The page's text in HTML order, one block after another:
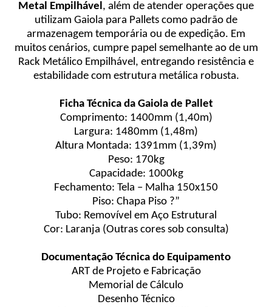
Metal Empilhável, além de atender operações que
utilizam Gaiola para Pallets como padrão de
armazenagem temporária ou de expedição. Em
muitos cenários, cumpre papel semelhante ao de um
Rack Metálico Empilhável, entregando resistência e
estabilidade com estrutura metálica robusta.
Ficha Técnica da Gaiola de Pallet
Comprimento: 1400mm (1,40m)
Largura: 1480mm (1,48m)
Altura Montada: 1391mm (1,39m)
Peso: 170kg
Capacidade: 1000kg
Fechamento: Tela – Malha 150x150
Piso: Chapa Piso ?”
Tubo: Removível em Aço Estrutural
Cor: Laranja (Outras cores sob consulta)
Documentação Técnica do Equipamento
ART de Projeto e Fabricação
Memorial de Cálculo
Desenho Técnico